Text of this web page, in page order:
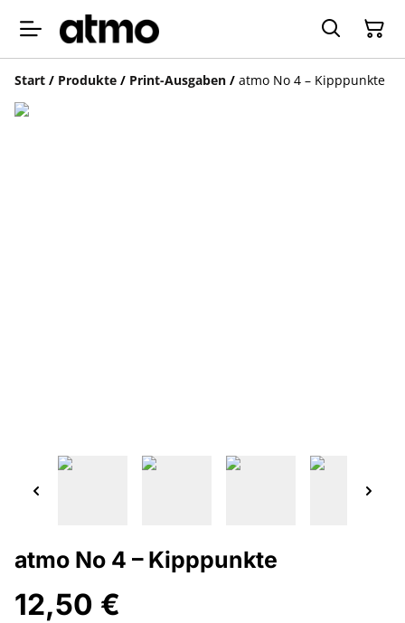
Start / Produkte / Print-Ausgaben / atmo No 4 – Kipppunkte
atmo No 4 – Kipppunkte
12,50 €